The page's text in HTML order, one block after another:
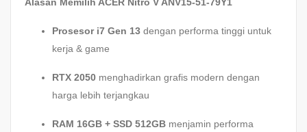
Alasan Memilih ACER Nitro V ANV15-51-79Y1
Prosesor i7 Gen 13 dengan performa tinggi untuk
kerja & game
RTX 2050 menghadirkan grafis modern dengan
harga lebih terjangkau
RAM 16GB + SSD 512GB menjamin performa